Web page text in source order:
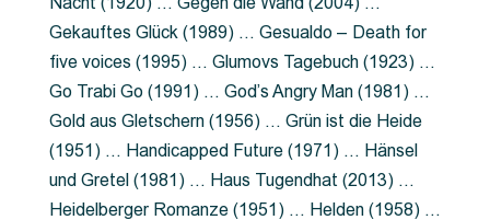
Gekauftes Glück (1989) … Gesualdo – Death for
five voices (1995) … Glumovs Tagebuch (1923) …
Go Trabi Go (1991) … God’s Angry Man (1981) …
Gold aus Gletschern (1956) … Grün ist die Heide
(1951) … Handicapped Future (1971) … Hänsel
und Gretel (1981) … Haus Tugendhat (2013) …
Heidelberger Romanze (1951) … Helden (1958) …